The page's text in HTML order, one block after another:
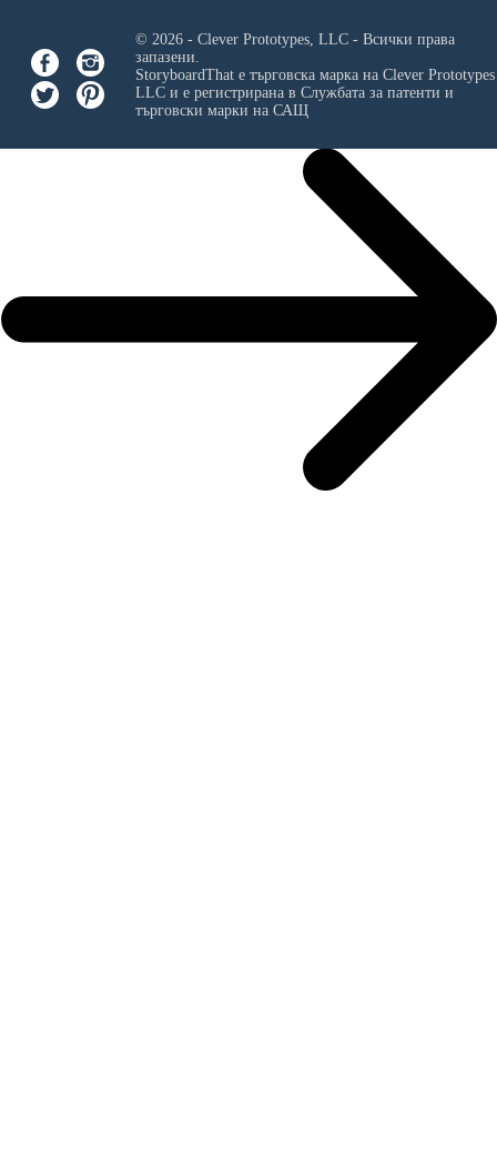
© 2026 - Clever Prototypes, LLC - Всички права
запазени.
StoryboardThat е търговска марка на Clever
LLCи е регистрирана в Службата за патенти и
търговски марки на САЩ